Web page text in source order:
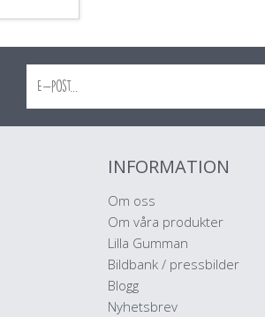
INFORMATION
Om oss
Om våra produkter
Lilla Gumman
Bildbank / pressbilder
Blogg
Nyhetsbrev